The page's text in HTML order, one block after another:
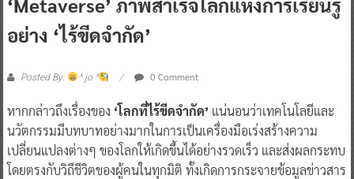
อย่าง ‘ไร้ขีดจำกัด’
Posted By: ^ jo ^ 0 Comment
หากกล่าวถึงเรื่องของ ‘โลกที่ไร้ขีดจำกัด’ แน่นอนว่าเทคโนโลยีและ
นวัตกรรมมีบทบาทอย่างมากในการเป็นเครื่องมือเร่งสร้างความ
เปลี่ยนแปลงต่างๆ ของโลกให้เกิดขึ้นได้อย่างรวดเร็ว และส่งผลกระทบ
โดยตรงกับวิถีชีวิตของผู้คนในทุกมิติ ทั้งเกิดการกระจายข้อมูลข่าวสาร